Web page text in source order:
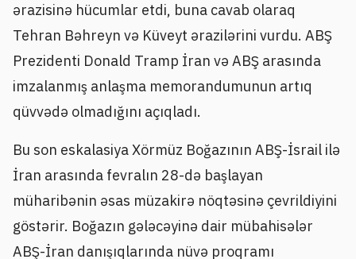
ərazisinə hücumlar etdi, buna cavab olaraq
Tehran Bəhreyn və Küveyt ərazilərini vurdu. ABŞ
Prezidenti Donald Tramp İran və ABŞ arasında
imzalanmış anlaşma memorandumunun artıq
qüvvədə olmadığını açıqladı.
Bu son eskalasiya Xörmüz Boğazının ABŞ-İsrail ilə
İran arasında fevralın 28-də başlayan
müharibənin əsas müzakirə nöqtəsinə çevrildiyini
göstərir. Boğazın gələcəyinə dair mübahisələr
ABŞ-İran danışıqlarında nüvə proqramı